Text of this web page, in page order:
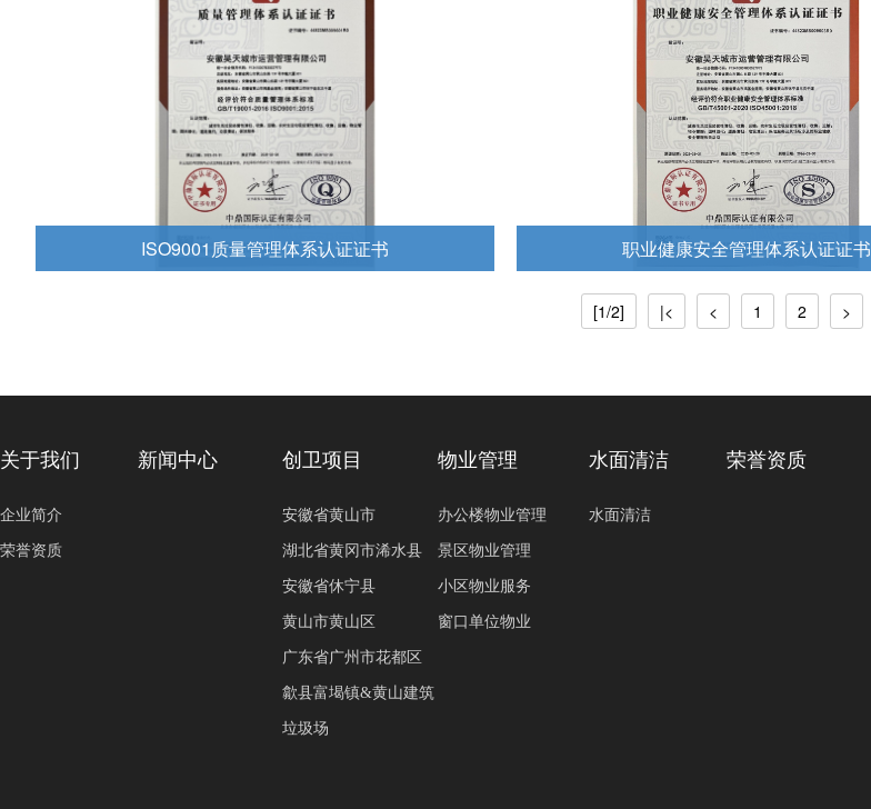
ISO9001质量管理体系认证证书 职业健康安全管理体系认证证书
查看更多
[1/2]
|< < 1 2 >
关于我们
企业简介
荣誉资质
新闻中心 创卫项目
安徽省黄山市
湖北省黄冈市浠水县
安徽省休宁县
黄山市黄山区
广东省广州市花都区
歙县富堨镇&黄山建筑
垃圾场
物业管理
办公楼物业管理
景区物业管理
小区物业服务
窗口单位物业
水面清洁
水面清洁
荣誉资质